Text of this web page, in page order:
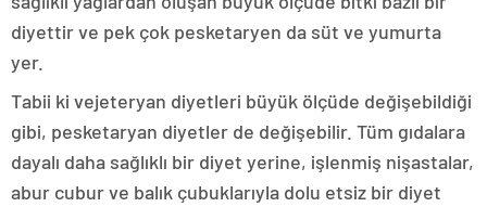
diyettir ve pek çok pesketaryen da süt ve yumurta
yer.
Tabii ki vejeteryan diyetleri büyük ölçüde değişebildiği
gibi, pesketaryan diyetler de değişebilir. Tüm gıdalara
dayalı daha sağlıklı bir diyet yerine, işlenmiş nişastalar,
abur cubur ve balık çubuklarıyla dolu etsiz bir diyet